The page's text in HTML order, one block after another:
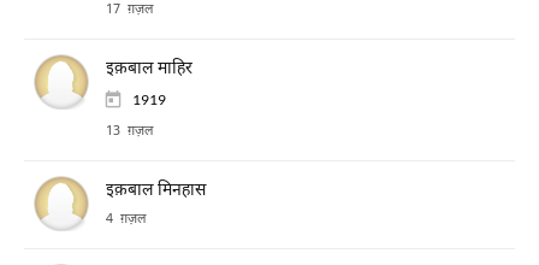
17 ग़ज़ल
इक़बाल माहिर
1919
13 ग़ज़ल
इक़बाल मिनहास
4 ग़ज़ल